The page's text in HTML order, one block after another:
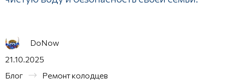
DoNow
21.10.2025
Блог
Ремонт колодцев